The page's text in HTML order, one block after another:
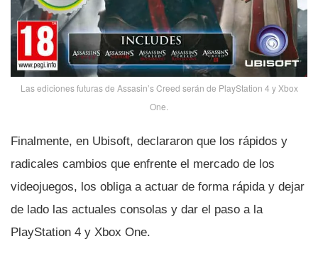
Las ediciones futuras de Assasin’s Creed serán de PlayStation 4 y Xbox
One.
Finalmente, en Ubisoft, declararon que los rápidos y
radicales cambios que enfrente el mercado de los
videojuegos, los obliga a actuar de forma rápida y dejar
de lado las actuales consolas y dar el paso a la
PlayStation 4 y Xbox One.